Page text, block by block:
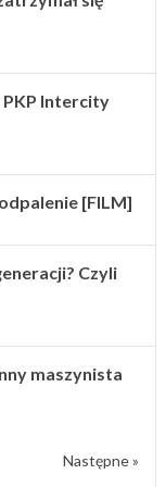
Intercity
[FILM]
Czyli
maszynista
Następne »